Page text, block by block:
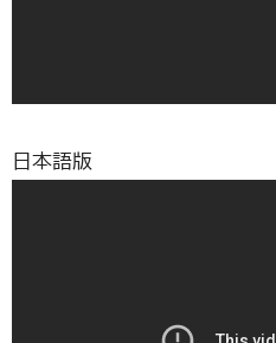
日本語版